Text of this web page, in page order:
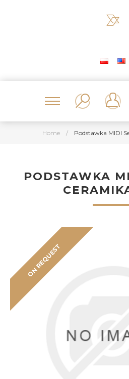
Home / Podstawka MIDI
PODSTAWKA
ON REQUEST